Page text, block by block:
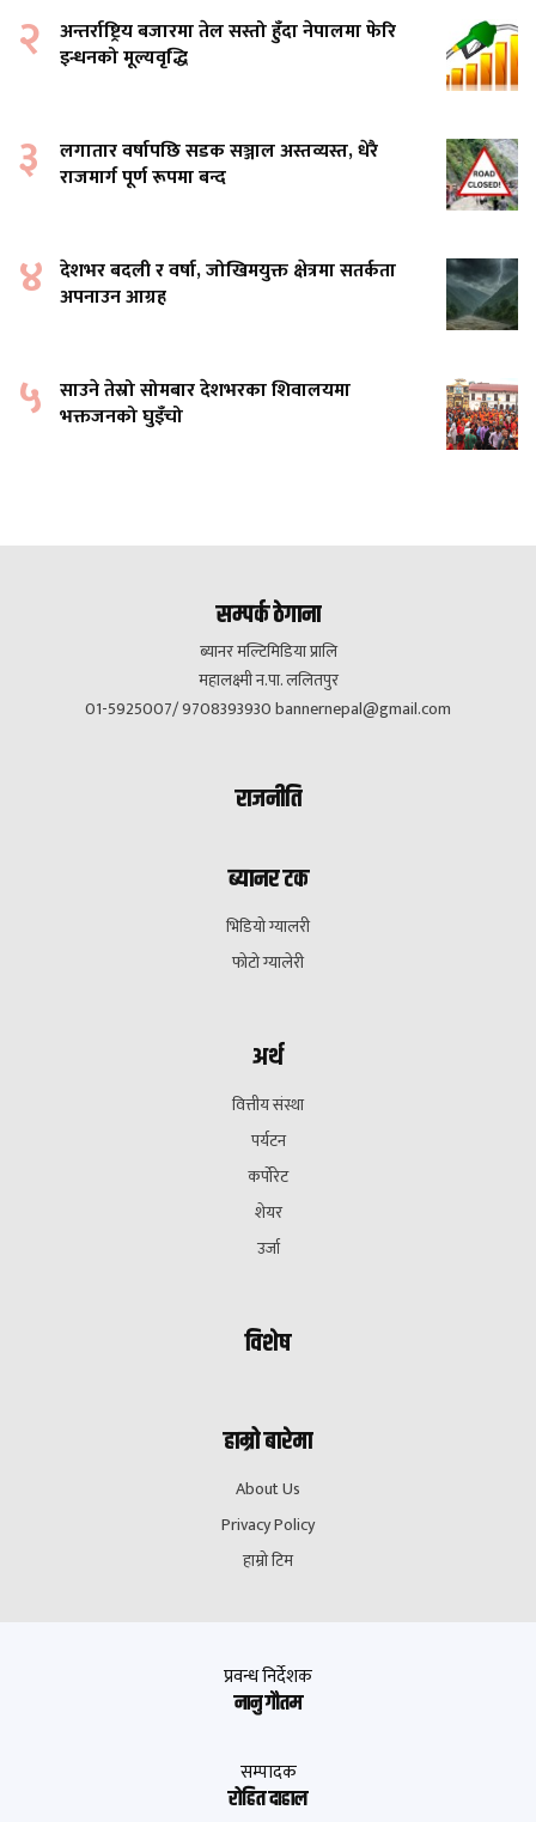
२
अन्तर्राष्ट्रिय बजारमा तेल सस्तो हुँदा नेपालमा फेरि
इन्धनको मूल्यवृद्धि
३
लगातार वर्षापछि सडक सञ्जाल अस्तव्यस्त, धेरै
राजमार्ग पूर्ण रूपमा बन्द
४ देशभर बदली र वर्षा, जोखिमयुक्त क्षेत्रमा सतर्कता
अपनाउन आग्रह
५ साउने तेस्रो सोमबार देशभरका शिवालयमा
भक्तजनको घुइँचो
सम्पर्क ठेगाना
ब्यानर मल्टिमिडिया प्रालि
महालक्ष्मी न.पा. ललितपुर
01-5925007/ 9708393930bannernepal@gmail.com
राजनीति
ब्यानर टक
भिडियो ग्यालरी
फोटो ग्यालेरी
अर्थ
वित्तीय संस्था
पर्यटन
कर्पोरेट
शेयर
उर्जा
विशेष
हाम्रो बारेमा
About Us
Privacy Policy
हाम्रो टिम
प्रवन्ध निर्देशक
नानु गौतम
सम्पादक
रोहित दाहाल